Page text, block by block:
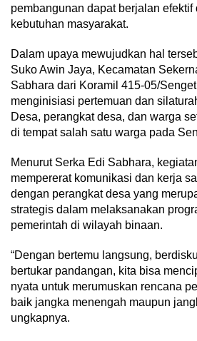
pembangunan dapat berjalan efektif
kebutuhan masyarakat.
Dalam upaya mewujudkan hal
Suko Awin Jaya, Kecamatan
Sabhara dari Koramil 415-05/
menginisiasi pertemuan dan
Desa, perangkat desa, dan warga
di tempat salah satu warga pada
Menurut Serka Edi Sabhara,
mempererat komunikasi dan kerja
dengan perangkat desa yang
strategis dalam melaksanakan
pemerintah di wilayah binaan.
“Dengan bertemu langsung,
bertukar pandangan, kita bisa
nyata untuk merumuskan rencana
baik jangka menengah maupun
ungkapnya.